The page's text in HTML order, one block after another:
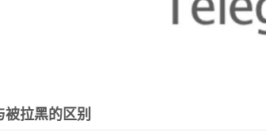
被拉黑的区别